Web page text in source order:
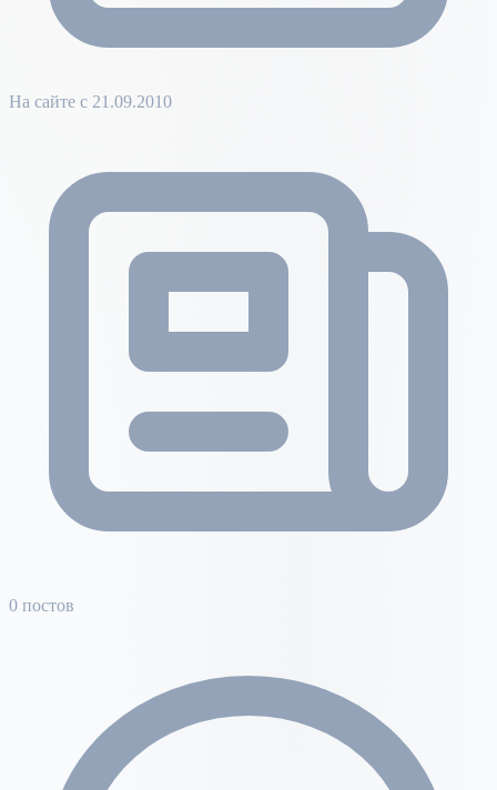
На сайте с 21.09.2010
0 постов